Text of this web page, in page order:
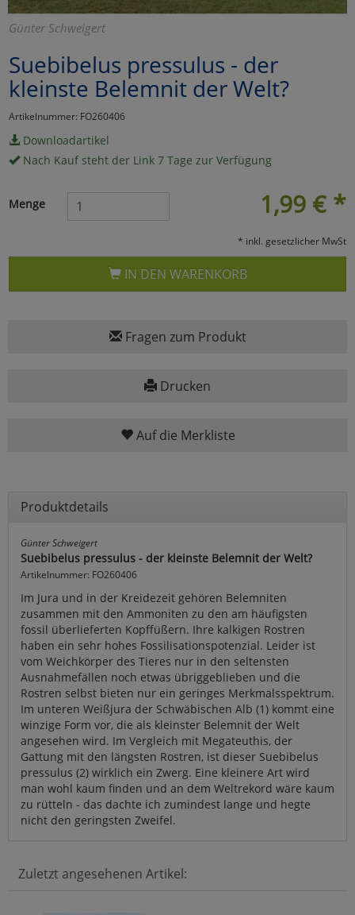
Günter Schweigert
Suebibelus pressulus - der
kleinste Belemnit der Welt?
Artikelnummer: FO260406
Downloadartikel
Nach Kauf steht der Link 7 Tage zur Verfügung
1,99 € *
Menge
* inkl. gesetzlicher MwSt
IN DEN WARENKORB
Fragen zum Produkt
Drucken
Auf die Merkliste
Produktdetails
Günter Schweigert
Suebibelus pressulus - der kleinste Belemnit der Welt?
Artikelnummer: FO260406
Im Jura und in der Kreidezeit gehören Belemniten
zusammen mit den Ammoniten zu den am häufigsten
fossil überlieferten Kopffüßern. Ihre kalkigen Rostren
haben ein sehr hohes Fossilisationspotenzial. Leider ist
vom Weichkörper des Tieres nur in den seltensten
Ausnahmefällen noch etwas übriggeblieben und die
Rostren selbst bieten nur ein geringes Merkmalsspektrum.
Im unteren Weißjura der Schwäbischen Alb (1) kommt eine
winzige Form vor, die als kleinster Belemnit der Welt
angesehen wird. Im Vergleich mit Megateuthis, der
Gattung mit den längsten Rostren, ist dieser Suebibelus
pressulus (2) wirklich ein Zwerg. Eine kleinere Art wird
man wohl kaum finden und an dem Weltrekord wäre kaum
zu rütteln - das dachte ich zumindest lange und hegte
nicht den geringsten Zweifel.
Zuletzt angesehenen Artikel:
Marketing
Umfragetools
Cookies
Einstellungen speichern
zu Haupptseite